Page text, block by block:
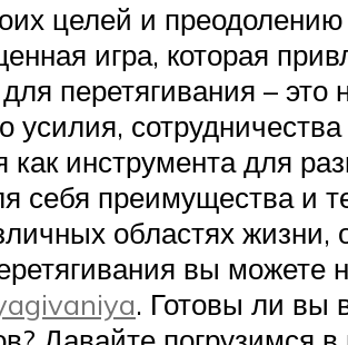
целей и преодолению
игра, которая
перетягивания – это
инструмента для
себя преимущества и
областях
вы можете
. Готовы ли вы